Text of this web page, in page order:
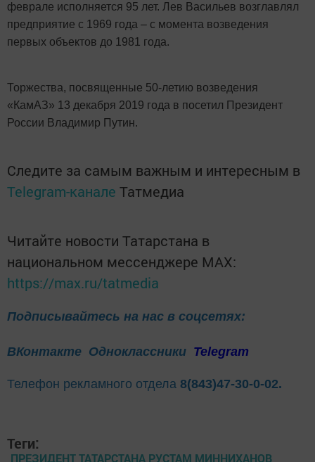
феврале исполняется 95 лет. Лев Васильев возглавлял
предприятие с 1969 года – с момента возведения
первых объектов до 1981 года.
Торжества, посвященные 50-летию возведения
«КамАЗ» 13 декабря 2019 года в посетил Президент
России Владимир Путин.
Следите за самым важным и интересным в
Telegram-канале Татмедиа
Читайте новости Татарстана в
национальном мессенджере MАХ:
https://max.ru/tatmedia
Подписывайтесь на нас в соцсетях:
ВКонтакте Одноклассники Telegram
Телефон рекламного отдела 8(843)47-30-0-02.
Теги:
ПРЕЗИДЕНТ ТАТАРСТАНА РУСТАМ МИННИХАНОВ